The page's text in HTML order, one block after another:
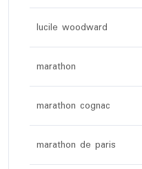
lucile woodward
marathon
marathon cognac
marathon de paris